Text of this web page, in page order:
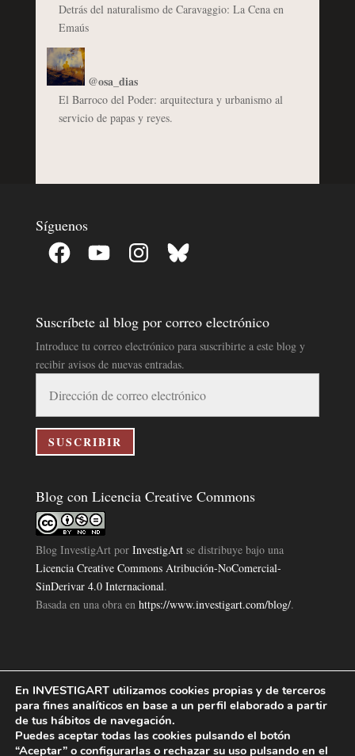
Detrás del naturalismo de Caravaggio: La Cena en
Emaús
@osa_dias
El Barroco del Poder: arquitectura y urbanismo al
servicio de papas y reyes.
Síguenos
Facebook YouTube InstagramBluesky
Suscríbete al blog por correo electrónico
Introduce tu correo electrónico para suscribirte a este blog y
recibir avisos de nuevas entradas.
correo
electrónico
SUSCRIBIR
Blog con Licencia Creative Commons
Blog InvestigArtpor InvestigArtse distribuye bajo una
Licencia Creative Commons Atribución-NoComercial-
SinDerivar 4.0 Internacional.
Basada en una obra en https://www.investigart.com/blog/.
Política de Privacidad|Aviso Legal|Política de Cookies|
Investigart Copyright © 2019. |
En INVESTIGART utilizamos cookies propias y de terceros
para fines analíticos en base a un perfil elaborado a partir
de tus hábitos de navegación.
Puedes aceptar todas las cookies pulsando el botón
“Aceptar” o configurarlas o rechazar su uso pulsando en el